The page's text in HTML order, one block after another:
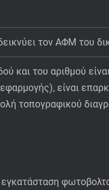
τον ΑΦΜ του
και του αριθµού
είναι
τοπογραφικού